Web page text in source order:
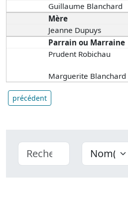
Guillaume Blanchard
Mère
Jeanne Dupuys
Parrain ou Marraine
Prudent Robichau
Marguerite Blanchard
précédent